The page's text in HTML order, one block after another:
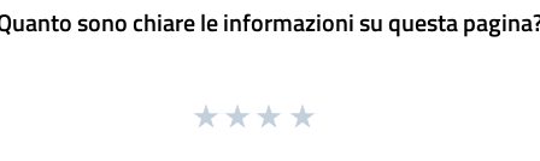
sono chiare le informazioni su questa